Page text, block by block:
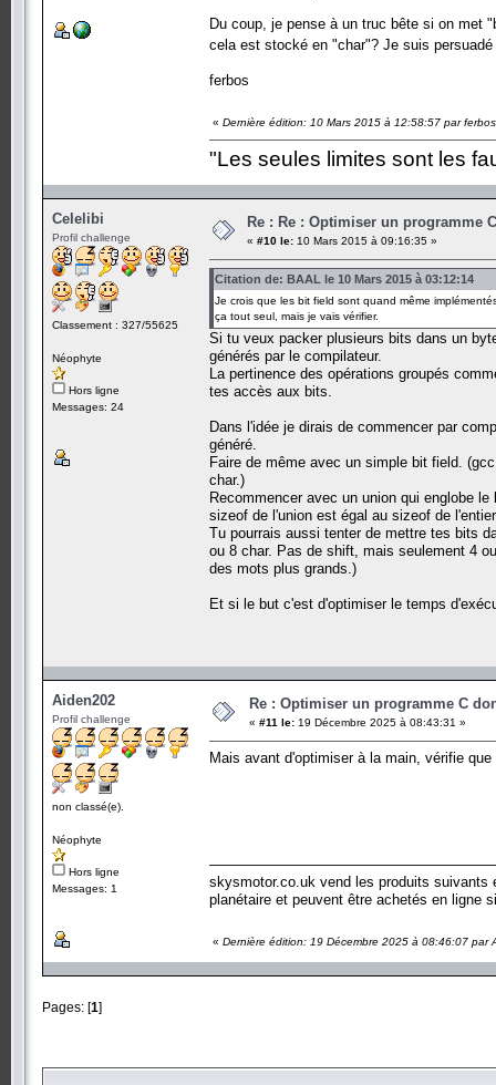
Du coup, je pense à un truc bête si on met
cela est stocké en "char"? Je suis
ferbos
« Dernière édition: 10 Mars 2015 à 12:58:57 par ferbos
"Les seules limites sont les
Celelibi
Profil challenge
Classement : 327/55625
Néophyte
Hors ligne
Messages: 24
Re : Re : Optimiser un programme
« #10 le: 10 Mars 2015 à 09:16:35 »
Citation de: BAAL le 10 Mars 2015 à 03:12:14
Je crois que les bit field sont quand même
ça tout seul, mais je vais vérifier.
Si tu veux packer plusieurs bits dans un
générés par le compilateur.
La pertinence des opérations groupés
tes accès aux bits.
Dans l'idée je dirais de commencer par
généré.
Faire de même avec un simple bit field.
char.)
Recommencer avec un union qui englobe
sizeof de l'union est égal au sizeof de
Tu pourrais aussi tenter de mettre tes bits
ou 8 char. Pas de shift, mais seulement 4
des mots plus grands.)
Et si le but c'est d'optimiser le temps
Aiden202
Profil challenge
non classé(e).
Néophyte
Hors ligne
Messages: 1
Re : Optimiser un programme C
« #11 le: 19 Décembre 2025 à 08:43:31 »
Mais avant d'optimiser à la main, vérifie
skysmotor.co.uk vend les produits suivants
planétaire et peuvent être achetés en ligne
« Dernière édition: 19 Décembre 2025 à 08:46:07 par
Pages: [1]